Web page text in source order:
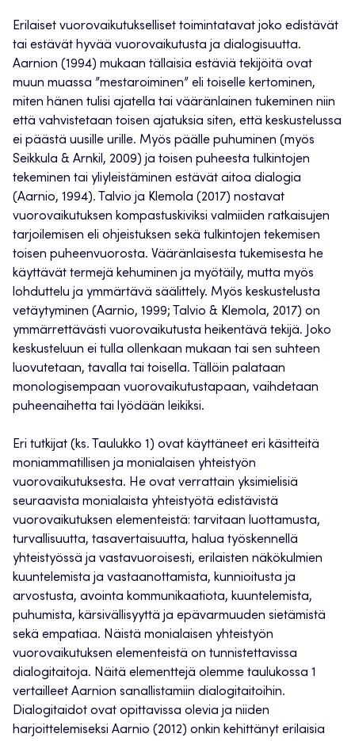
Erilaiset vuorovaikutukselliset toimintatavat joko edistävät
tai estävät hyvää vuorovaikutusta ja dialogisuutta.
Aarnion (1994) mukaan tällaisia estäviä tekijöitä ovat
muun muassa ”mestaroiminen” eli toiselle kertominen,
miten hänen tulisi ajatella tai vääränlainen tukeminen niin
että vahvistetaan toisen ajatuksia siten, että keskustelussa
ei päästä uusille urille. Myös päälle puhuminen (myös
Seikkula & Arnkil, 2009) ja toisen puheesta tulkintojen
tekeminen tai yliyleistäminen estävät aitoa dialogia
(Aarnio, 1994). Talvio ja Klemola (2017) nostavat
vuorovaikutuksen kompastuskiviksi valmiiden ratkaisujen
tarjoilemisen eli ohjeistuksen sekä tulkintojen tekemisen
toisen puheenvuorosta. Vääränlaisesta tukemisesta he
käyttävät termejä kehuminen ja myötäily, mutta myös
lohduttelu ja ymmärtävä säälittely. Myös keskustelusta
vetäytyminen (Aarnio, 1999; Talvio & Klemola, 2017) on
ymmärrettävästi vuorovaikutusta heikentävä tekijä. Joko
keskusteluun ei tulla ollenkaan mukaan tai sen suhteen
luovutetaan, tavalla tai toisella. Tällöin palataan
monologisempaan vuorovaikutustapaan, vaihdetaan
puheenaihetta tai lyödään leikiksi.
Eri tutkijat (ks. Taulukko 1) ovat käyttäneet eri käsitteitä
moniammatillisen ja monialaisen yhteistyön
vuorovaikutuksesta. He ovat verrattain yksimielisiä
seuraavista monialaista yhteistyötä edistävistä
vuorovaikutuksen elementeistä: tarvitaan luottamusta,
turvallisuutta, tasavertaisuutta, halua työskennellä
yhteistyössä ja vastavuoroisesti, erilaisten näkökulmien
kuuntelemista ja vastaanottamista, kunnioitusta ja
arvostusta, avointa kommunikaatiota, kuuntelemista,
puhumista, kärsivällisyyttä ja epävarmuuden sietämistä
sekä empatiaa. Näistä monialaisen yhteistyön
vuorovaikutuksen elementeistä on tunnistettavissa
dialogitaitoja. Näitä elementtejä olemme taulukossa 1
vertailleet Aarnion sanallistamiin dialogitaitoihin.
Dialogitaidot ovat opittavissa olevia ja niiden
harjoittelemiseksi Aarnio (2012) onkin kehittänyt erilaisia